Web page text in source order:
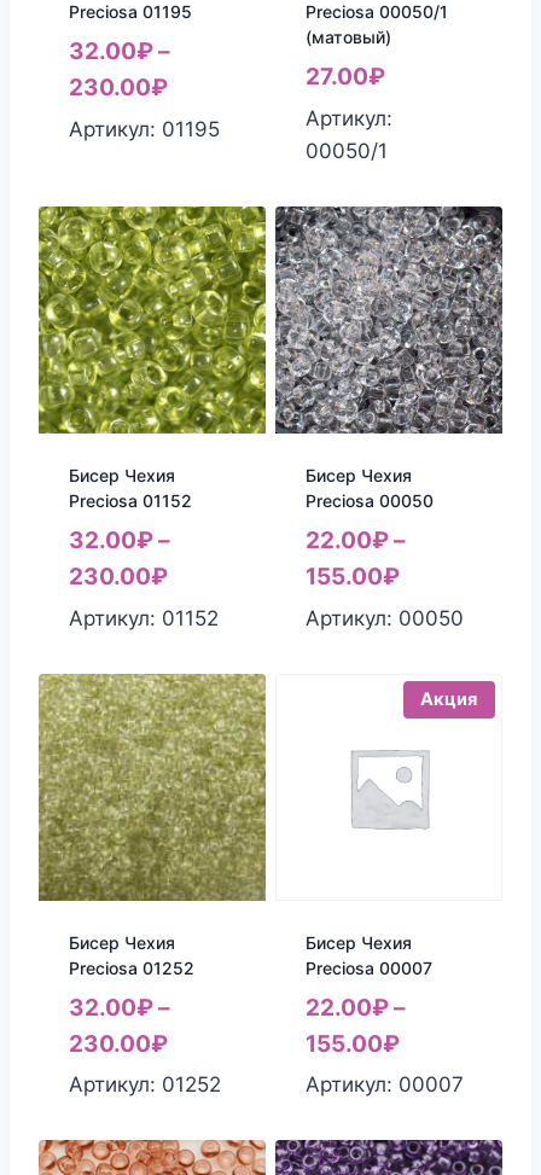
Preciosa 01195
32.00₽–
230.00₽
Артикул: 01195
Preciosa 00050/1
(матовый)
27.00₽
Артикул:
00050/1
Бисер Чехия
Preciosa 01152
32.00₽–
230.00₽
Артикул: 01152
Бисер Чехия
Preciosa 00050
22.00₽–
155.00₽
Артикул: 00050
Бисер Чехия
Preciosa 01252
32.00₽–
230.00₽
Артикул: 01252
Акция
Бисер Чехия
Preciosa 00007
22.00₽–
155.00₽
Артикул: 00007